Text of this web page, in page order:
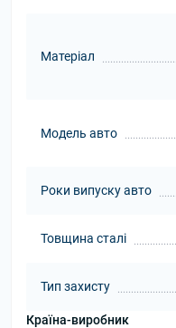
Матеріал
Модель авто
Роки випуску авто
Товщина сталі
Тип захисту
Країна-виробник